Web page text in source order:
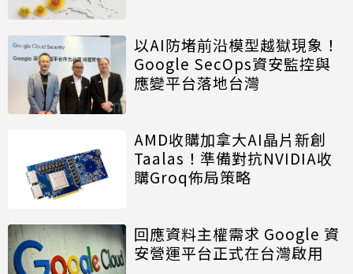
以AI防堵前沿模型越獄現象！
Google SecOps資安監控與
應變平台落地台灣
AMD收購加拿大AI晶片新創
Taalas！準備對抗NVIDIA收
購Groq佈局策略
回應資料主權需求 Google 資
安營運平台正式在台灣啟用